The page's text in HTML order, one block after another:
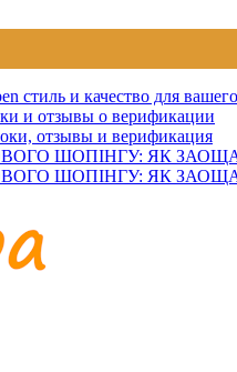
стиль и качество для
и отзывы о верификации
отзывы и верификация
ШОПІНГУ: ЯК
ШОПІНГУ: ЯК